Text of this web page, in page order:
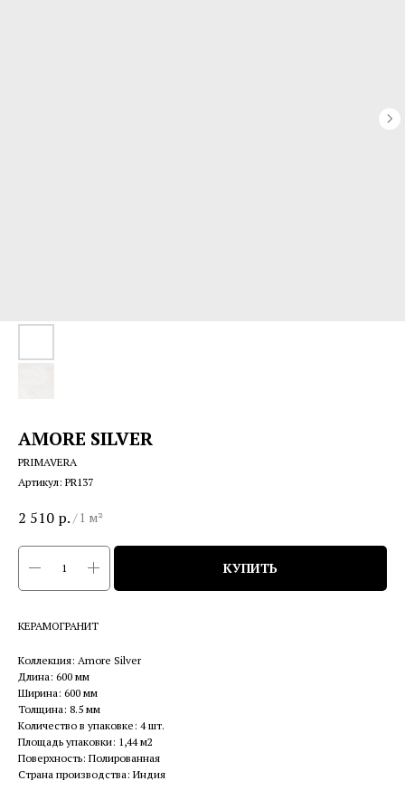
AMORE SILVER
PRIMAVERA
Артикул: PR137
2 510 р. / 1 м²
КУПИТЬ
КЕРАМОГРАНИТ
Коллекция: Amore Silver
Длина: 600 мм
Ширина: 600 мм
Толщина: 8.5 мм
Количество в упаковке: 4 шт.
Площадь упаковки: 1,44 м2
Поверхность: Полированная
Страна производства: Индия